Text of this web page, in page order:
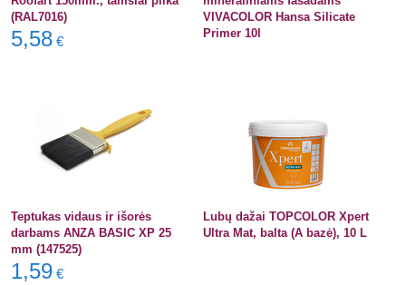
(RAL7016)
5,58 €
VIVACOLOR Hansa Silicate
Primer 10l
Teptukas vidaus ir išorės
darbams ANZA BASIC XP 25
mm (147525)
1,59 €
Lubų dažai TOPCOLOR Xpert
Ultra Mat, balta (A bazė), 10 L